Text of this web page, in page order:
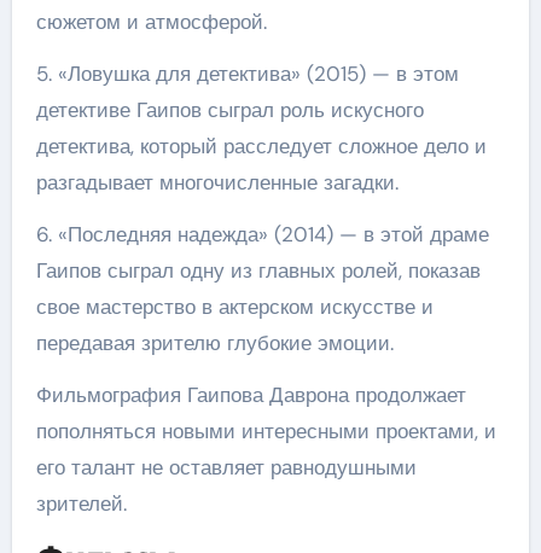
сюжетом и атмосферой.
5. «Ловушка для детектива» (2015) — в этом
детективе Гаипов сыграл роль искусного
детектива, который расследует сложное дело и
разгадывает многочисленные загадки.
6. «Последняя надежда» (2014) — в этой драме
Гаипов сыграл одну из главных ролей, показав
свое мастерство в актерском искусстве и
передавая зрителю глубокие эмоции.
Фильмография Гаипова Даврона продолжает
пополняться новыми интересными проектами, и
его талант не оставляет равнодушными
зрителей.